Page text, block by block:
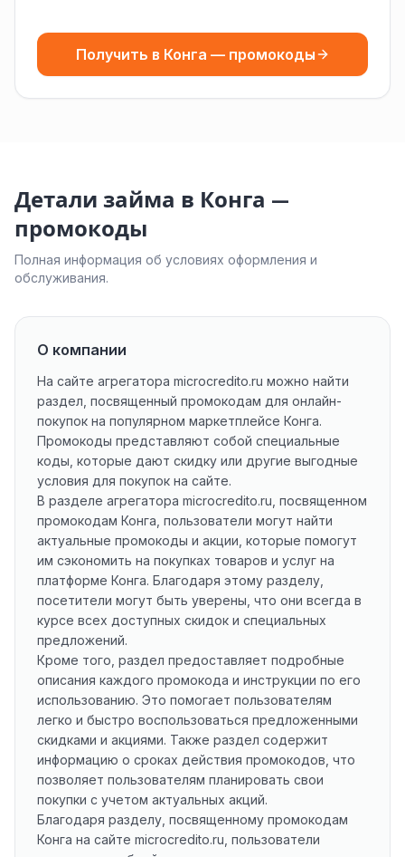
Получить в Конга — промокоды
Детали займа в Конга —
промокоды
Полная информация об условиях оформления и
обслуживания.
О компании
На сайте агрегатора microcredito.ru можно найти
раздел, посвященный промокодам для онлайн-
покупок на популярном маркетплейсе Конга.
Промокоды представляют собой специальные
коды, которые дают скидку или другие выгодные
условия для покупок на сайте.
В разделе агрегатора microcredito.ru, посвященном
промокодам Конга, пользователи могут найти
актуальные промокоды и акции, которые помогут
им сэкономить на покупках товаров и услуг на
платформе Конга. Благодаря этому разделу,
посетители могут быть уверены, что они всегда в
курсе всех доступных скидок и специальных
предложений.
Кроме того, раздел предоставляет подробные
описания каждого промокода и инструкции по его
использованию. Это помогает пользователям
легко и быстро воспользоваться предложенными
скидками и акциями. Также раздел содержит
информацию о сроках действия промокодов, что
позволяет пользователям планировать свои
покупки с учетом актуальных акций.
Благодаря разделу, посвященному промокодам
Конга на сайте microcredito.ru, пользователи